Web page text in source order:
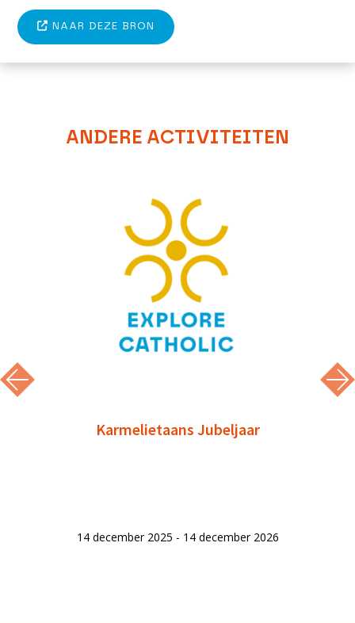
NAAR DEZE BRON
ANDERE ACTIVITEITEN
Karmelietaans Jubeljaar
14 december 2025 - 14 december 2026